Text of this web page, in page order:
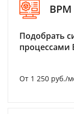
BPM
Подобрать
процессами
От 1 250 руб./